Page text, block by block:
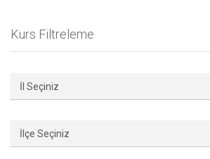
Kurs Filtreleme